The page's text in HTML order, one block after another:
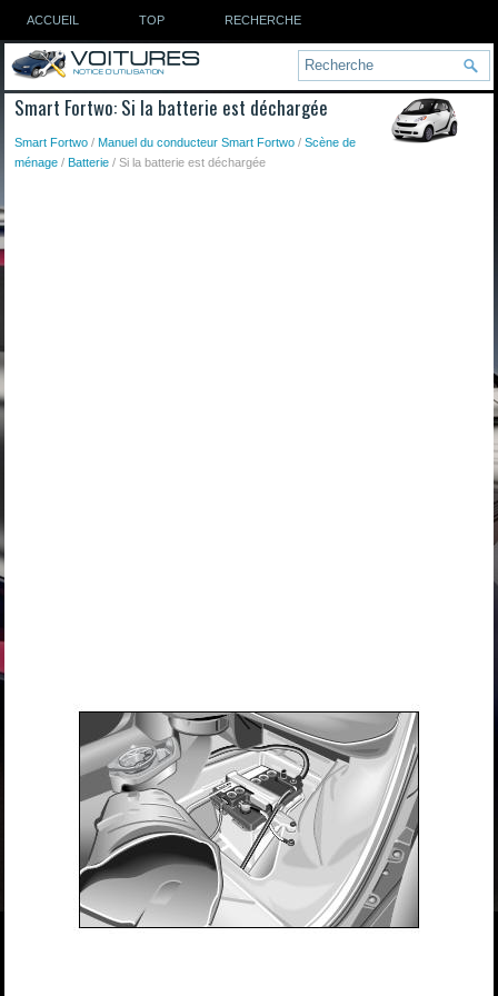
ACCUEIL TOP RECHERCHE
Smart Fortwo: Si la batterie est déchargée
Smart Fortwo /Manuel du conducteur Smart Fortwo /Scène de
ménage /Batterie / Si la batterie est déchargée